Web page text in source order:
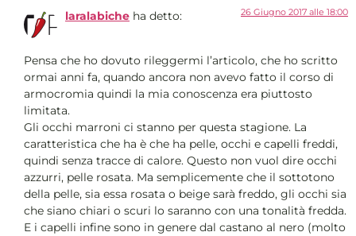
laralabiche ha detto: 26 Giugno 2017 alle 18:00
Pensa che ho dovuto rileggermi l’articolo, che ho scritto
ormai anni fa, quando ancora non avevo fatto il corso di
armocromia quindi la mia conoscenza era piuttosto
limitata.
Gli occhi marroni ci stanno per questa stagione. La
caratteristica che ha è che ha pelle, occhi e capelli freddi,
quindi senza tracce di calore. Questo non vuol dire occhi
azzurri, pelle rosata. Ma semplicemente che il sottotono
della pelle, sia essa rosata o beige sarà freddo, gli occhi sia
che siano chiari o scuri lo saranno con una tonalità fredda.
E i capelli infine sono in genere dal castano al nero (molto